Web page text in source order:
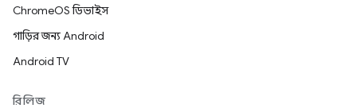
ChromeOS ডিভাইস
গাড়ির জন্য Android
Android TV
রিলিজ